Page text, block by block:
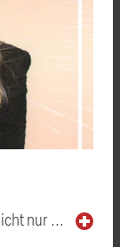
nur …